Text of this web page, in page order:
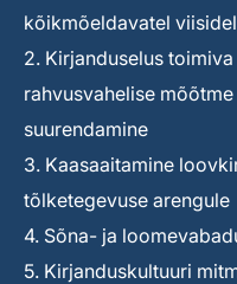
kõikmõeldavatel viisidel
2. Kirjanduselus
rahvusvahelise mõõtme
suurendamine
3. Kaasaaitamine
tõlketegevuse arengule
4. Sõna- ja
5. Kirjanduskultuuri